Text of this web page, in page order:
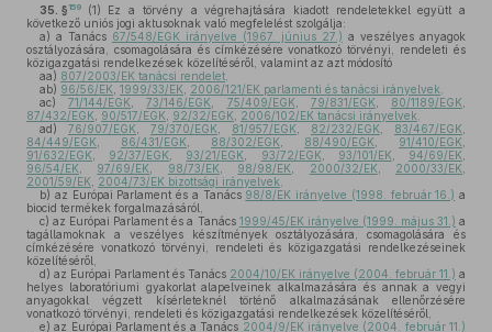
35. § 159 (1) Ez a törvény a végrehajtására kiadott rendeletekkel együtt a
következő uniós jogi aktusoknak való megfelelést szolgálja:
a) a Tanács 67/548/EGK irányelve (1967. június 27.) a veszélyes anyagok
osztályozására, csomagolására és címkézésére vonatkozó törvényi, rendeleti és
közigazgatási rendelkezések közelítéséről, valamint az azt módosító
aa) 807/2003/EK tanácsi rendelet,
ab) 96/56/EK 1999/33/EK
2006/121/EK parlamenti és tanácsi irányelvek,
ac)
71/144/EGK ,73/146/EGK 75/409/EGK 79/831/EGK 80/1189/EGK
87/432/EGK
90/517/EGK 92/32/EGK
2006/102/EK tanácsi irányelvek,
ad)
76/907/EGK 79/370/EGK 81/957/EGK 82/232/EGK 83/467/EGK
84/449/EGK
86/431/EGK 88/302/EGK 88/490/EGK 91/410/EGK
91/632/EGK
92/37/EGK 93/21/EGK 93/72/EGK 93/101/EK 94/69/EK
96/54/EK
97/69/EK 98/73/EK 98/98/EK 2000/32/EK 2000/33/EK
2001/59/EK
2004/73/EK bizottsági irányelvek,
b) az Európai Parlament és a Tanács 98/8/EK irányelve (1998. február 16.) a
biocid termékek forgalmazásáról,
c) az Európai Parlament és a Tanács 1999/45/EK irányelve (1999. május 31.) a
tagállamoknak a veszélyes készítmények osztályozására, csomagolására és
címkézésére vonatkozó törvényi, rendeleti és közigazgatási rendelkezéseinek
közelítéséről,
d) az Európai Parlament és Tanács 2004/10/EK irányelve (2004. február 11.) a
helyes laboratóriumi gyakorlat alapelveinek alkalmazására és annak a vegyi
anyagokkal végzett kísérleteknél történő alkalmazásának ellenőrzésére
vonatkozó törvényi, rendeleti és közigazgatási rendelkezések közelítéséről,
e) az Európai Parlament és a Tanács 2004/9/EK irányelve (2004. február 11.)